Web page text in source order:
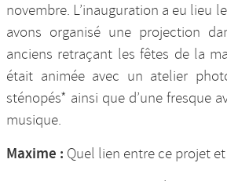
novembre. L’inauguration a eu lieu
avons organisé une projection
anciens retraçant les fêtes de la
était animée avec un atelier
sténopés* ainsi que d’une fresque
musique.
Maxime : Quel lien entre ce projet